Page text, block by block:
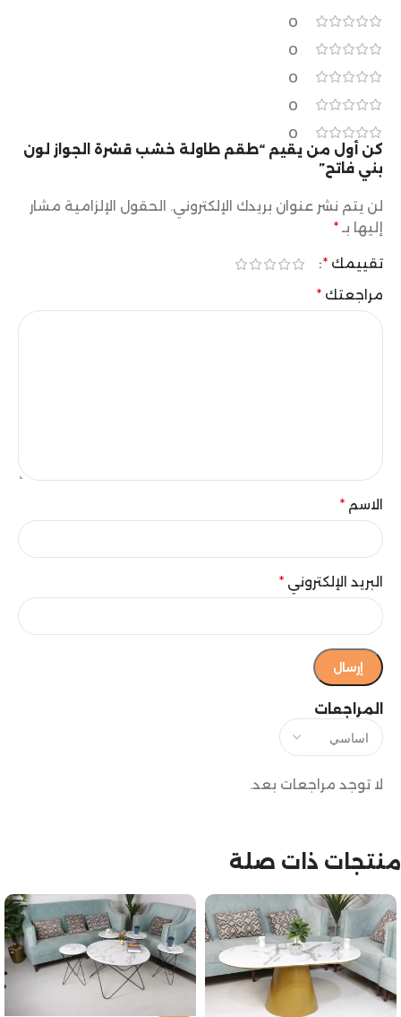
0
0
0
0
0
المراجعات
لا توجد مراجعات بعد.
كن أول من يقيم “طقم طاولة خشب قشرة الجواز لون
بني فاتح”
لن يتم نشر عنوان بريدك الإلكتروني. الحقول الإلزامية مشار
إليها بـ *
تقييمك *
مراجعتك *
الاسم *
البريد الإلكتروني *
منتجات ذات صلة